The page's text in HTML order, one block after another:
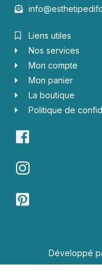
Liens utiles
Nos services
Mon compte
Mon panier
La boutique
Politique de
Développé